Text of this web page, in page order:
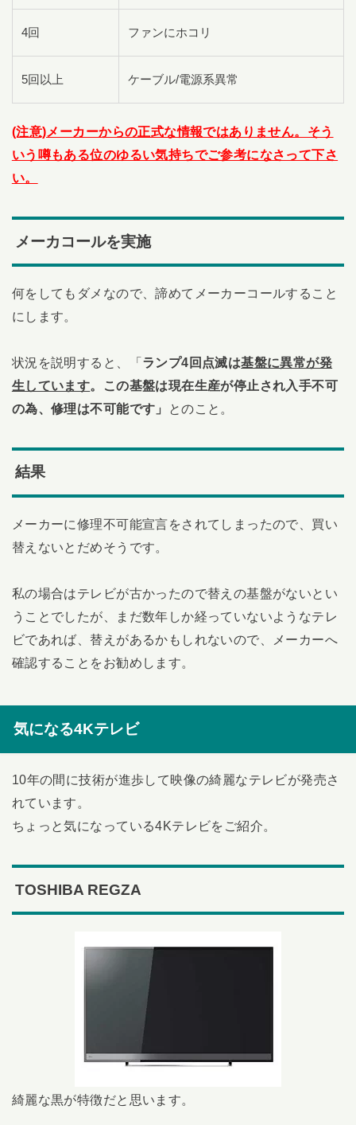
4回 ファンにホコリ
5回以上 ケーブル/電源系異常
(注意)メーカーからの正式な情報ではありません。そう
いう噂もある位のゆるい気持ちでご参考になさって下さ
い。
メーカコールを実施
何をしてもダメなので、諦めてメーカーコールすること
にします。
状況を説明すると、「ランプ4回点滅は基盤に異常が発
生しています。この基盤は現在生産が停止され入手不可
の為、修理は不可能です」
とのこと。
結果
メーカーに修理不可能宣言をされてしまったので、買い
替えないとだめそうです。
私の場合はテレビが古かったので替えの基盤がないとい
うことでしたが、まだ数年しか経っていないようなテレ
ビであれば、替えがあるかもしれないので、メーカーへ
確認することをお勧めします。
気になる4Kテレビ
10年の間に技術が進歩して映像の綺麗なテレビが発売さ
れています。
ちょっと気になっている4Kテレビをご紹介。
TOSHIBA REGZA
綺麗な黒が特徴だと思います。